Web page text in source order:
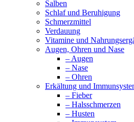
Salben
Schlaf und Beruhigung
Schmerzmittel
Verdauung
Vitamine und
Augen, Ohren und Nase
– Augen
– Nase
– Ohren
Erkältung und
– Fieber
– Halsschmerzen
– Husten